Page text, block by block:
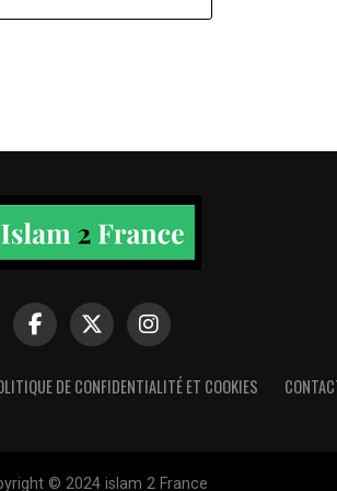
DE CONFIDENTIALITÉ ET COOKIES
© 2024 islam 2 France